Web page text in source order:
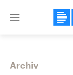
Close
Archiv